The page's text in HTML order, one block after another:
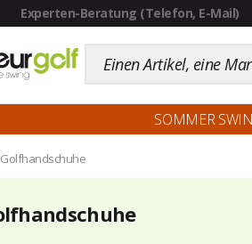
SOMMER